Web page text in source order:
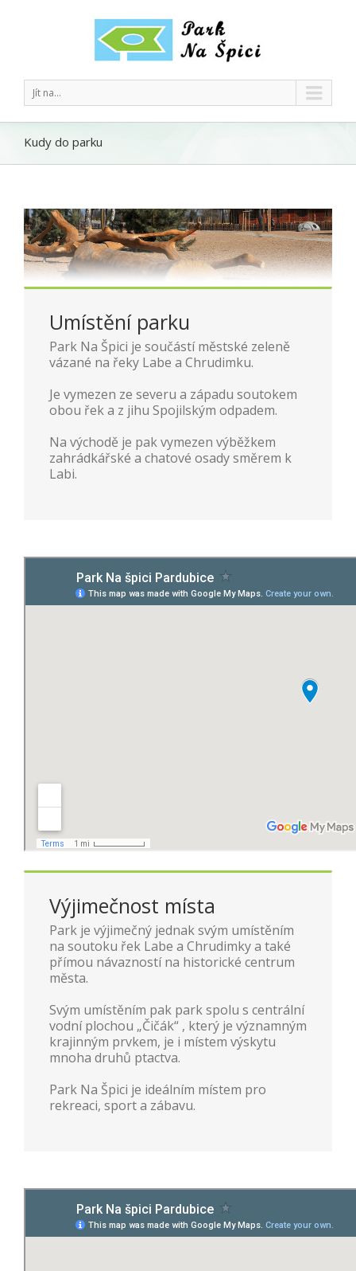
Jít na...
Kudy do parku
Umístění parku
Park Na Špici je součástí městské zeleně
vázané na řeky Labe a Chrudimku.
Je vymezen ze severu a západu soutokem
obou řek a z jihu Spojilským odpadem.
Na východě je pak vymezen výběžkem
zahrádkářské a chatové osady směrem k
Labi.
Výjimečnost místa
Park je výjimečný jednak svým umístěním
na soutoku řek Labe a Chrudimky a také
přímou návazností na historické centrum
města.
Svým umístěním pak park spolu s centrální
vodní plochou „Čičák“ , který je významným
krajinným prvkem, je i místem výskytu
mnoha druhů ptactva.
Park Na Špici je ideálním místem pro
rekreaci, sport a zábavu.